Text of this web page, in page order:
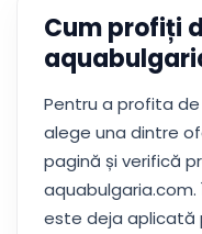
Cum profiți
Pentru a profita
alege una dintre
pagină și verifică
este deja aplicată